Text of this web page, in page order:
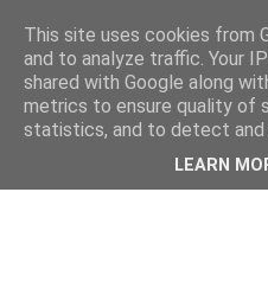
This site uses cookies from
and to analyze traffic. Your
shared with Google along
metrics to ensure quality of
statistics, and to detect and
LEARN